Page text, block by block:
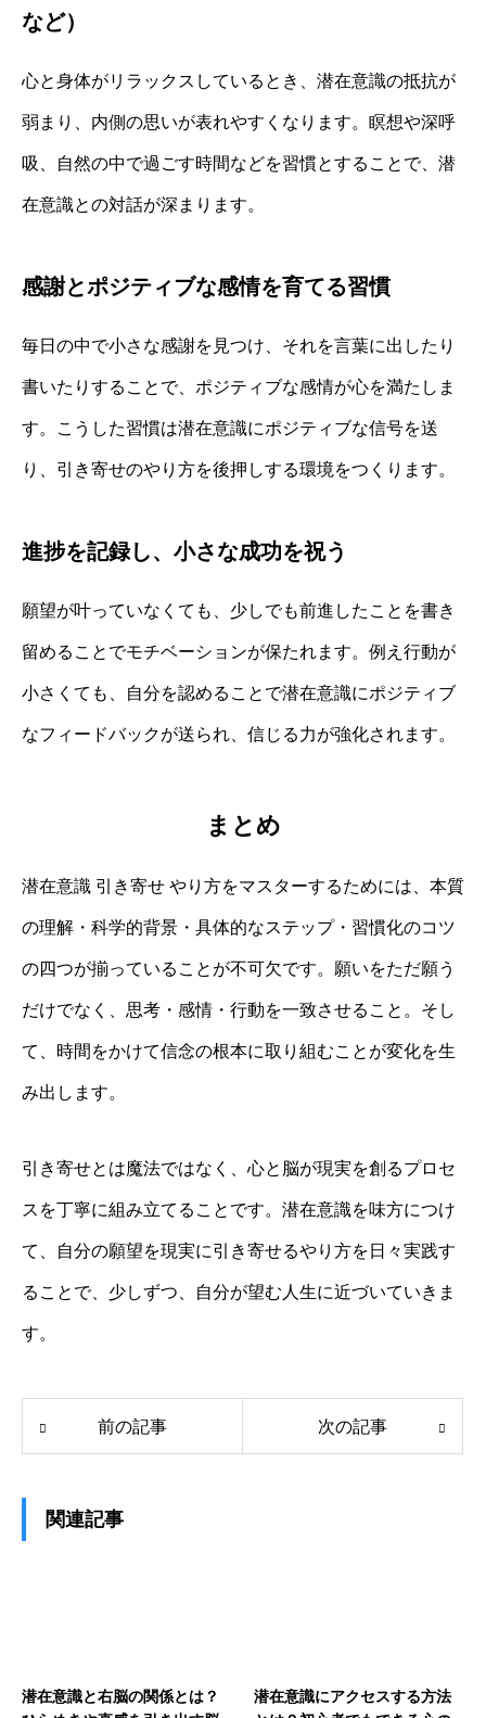
など）
心と身体がリラックスしているとき、潜在意識の抵抗が
弱まり、内側の思いが表れやすくなります。瞑想や深呼
吸、自然の中で過ごす時間などを習慣とすることで、潜
在意識との対話が深まります。
感謝とポジティブな感情を育てる習慣
毎日の中で小さな感謝を見つけ、それを言葉に出したり
書いたりすることで、ポジティブな感情が心を満たしま
す。こうした習慣は潜在意識にポジティブな信号を送
り、引き寄せのやり方を後押しする環境をつくります。
進捗を記録し、小さな成功を祝う
願望が叶っていなくても、少しでも前進したことを書き
留めることでモチベーションが保たれます。例え行動が
小さくても、自分を認めることで潜在意識にポジティブ
なフィードバックが送られ、信じる力が強化されます。
まとめ
潜在意識 引き寄せ やり方をマスターするためには、本質
の理解・科学的背景・具体的なステップ・習慣化のコツ
の四つが揃っていることが不可欠です。願いをただ願う
だけでなく、思考・感情・行動を一致させること。そし
て、時間をかけて信念の根本に取り組むことが変化を生
み出します。
引き寄せとは魔法ではなく、心と脳が現実を創るプロセ
スを丁寧に組み立てることです。潜在意識を味方につけ
て、自分の願望を現実に引き寄せるやり方を日々実践す
ることで、少しずつ、自分が望む人生に近づいていきま
す。
前の記事 次の記事
関連記事
潜在意識と右脳の関係とは？
潜在意識にアクセスする方法